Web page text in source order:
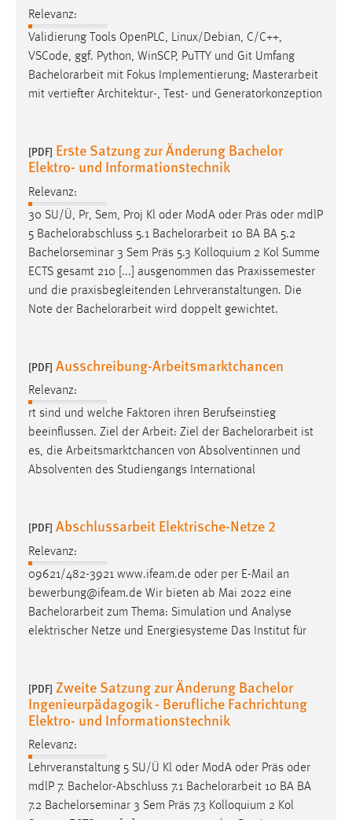
Relevanz:
Validierung Tools OpenPLC, Linux/Debian, C/C++,
VSCode, ggf. Python, WinSCP, PuTTY und Git Umfang
Bachelorarbeit mit Fokus Implementierung; Masterarbeit
mit vertiefter Architektur-, Test- und Generatorkonzeption
[PDF] Erste Satzung zur Änderung Bachelor
Elektro- und Informationstechnik
Relevanz:
30 SU/Ü, Pr, Sem, Proj Kl oder ModA oder Präs oder mdlP
5 Bachelorabschluss 5.1 Bachelorarbeit 10 BA BA 5.2
Bachelorseminar 3 Sem Präs 5.3 Kolloquium 2 Kol Summe
ECTS gesamt 210 [...] ausgenommen das Praxissemester
und die praxisbegleitenden Lehrveranstaltungen. Die
Note der Bachelorarbeit wird doppelt gewichtet.
[PDF] Ausschreibung-Arbeitsmarktchancen
Relevanz:
rt sind und welche Faktoren ihren Berufseinstieg
beeinflussen. Ziel der Arbeit: Ziel der Bachelorarbeit ist
es, die Arbeitsmarktchancen von Absolventinnen und
Absolventen des Studiengangs International
[PDF] Abschlussarbeit Elektrische-Netze 2
Relevanz:
09621/482-3921 www.ifeam.de oder per E-Mail an
bewerbung@ifeam.de Wir bieten ab Mai 2022 eine
Bachelorarbeit zum Thema: Simulation und Analyse
elektrischer Netze und Energiesysteme Das Institut für
[PDF] Zweite Satzung zur Änderung Bachelor
Ingenieurpädagogik - Berufliche Fachrichtung
Elektro- und Informationstechnik
Relevanz:
Lehrveranstaltung 5 SU/Ü Kl oder ModA oder Präs oder
mdlP 7. Bachelor-Abschluss 7.1 Bachelorarbeit 10 BA BA
7.2 Bachelorseminar 3 Sem Präs 7.3 Kolloquium 2 Kol